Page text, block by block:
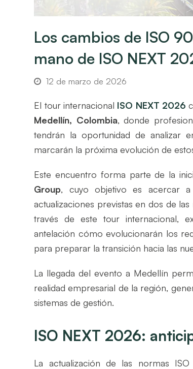
Los cambios de ISO
mano de ISO NEXT
12 de marzo de 2026
El tour internacional ISO NEXT 2026
Medellín, Colombia, donde
tendrán la oportunidad de analizar
marcarán la próxima evolución de
Este encuentro forma parte de la
Group, cuyo objetivo es acercar a
actualizaciones previstas en dos de
través de este tour internacional,
antelación cómo evolucionarán los
para preparar la transición hacia las
La llegada del evento a Medellín
realidad empresarial de la región,
sistemas de gestión.
ISO NEXT 2026:
La actualización de las normas